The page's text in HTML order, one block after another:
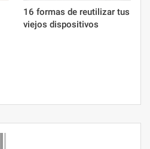
16 formas de reutilizar tus
viejos dispositivos